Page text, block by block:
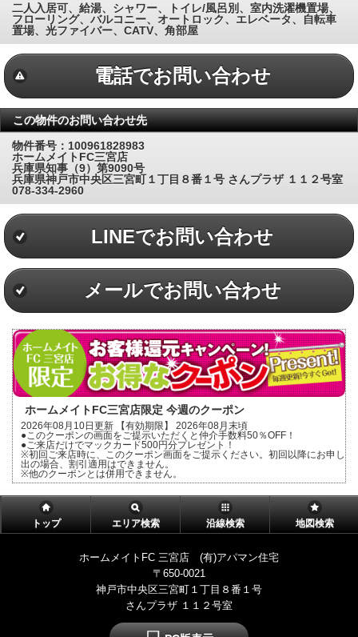
二人入居可、給湯、シャワー、トイレ/風呂別、室内洗濯機置場、
フローリング、バルコニー、オートロック、エレベータ、自転車
置場、光ファイバー、CATV、角部屋
電話でお問い合わせ
この物件のお問い合わせ先
物件番号：100961828983
ホームメイトFC三宮店
兵庫県知事（9）第9090号
兵庫県神戸市中央区三宮町１丁目８番１号 さんプラザ １１２号室
078-334-2960
LINEでお問い合わせ
メールでお問い合わせ
ホームメイトFC三宮店限定 今週のクーポン
2026年08月10日更新 【有効期限】 2026年08月末頃
●このクーポンの画面をご提示いただくと仲介手数料50％OFF！
●ご来店だけでマックカード500円分プレゼント！
※初回ご来店時に、このクーポン画面をご提示ください。初回以降にお申し
出の場合、割引適用はできません。
※他のクーポンとは併用できません。
トップ エリア検索 沿線検索 地図検索
ホームメイトFC 三宮店 (有)アパマン住宅
〒650-0021
神戸市中央区三宮町１丁目８番１号
さんプラザ １１２号室